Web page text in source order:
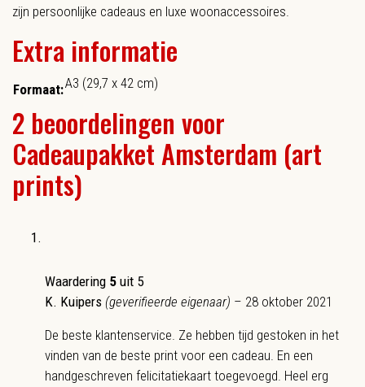
zijn persoonlijke cadeaus en luxe woonaccessoires.
Extra informatie
Formaat:A3 (29,7 x 42 cm)
2 beoordelingen voor
Cadeaupakket Amsterdam (art
prints)
Waardering 5 uit 5
K. Kuipers (geverifieerde eigenaar) – 28 oktober 2021
De beste klantenservice. Ze hebben tijd gestoken in het
vinden van de beste print voor een cadeau. En een
handgeschreven felicitatiekaart toegevoegd. Heel erg